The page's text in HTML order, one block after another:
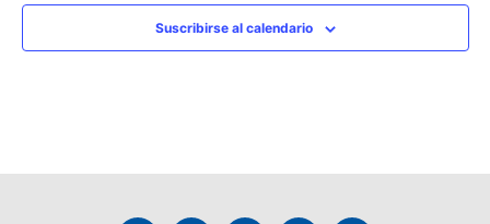
Suscribirse al calendario